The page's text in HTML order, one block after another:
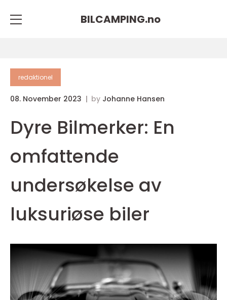
BILCAMPING.no
redaktionel
08. November 2023 by Johanne Hansen
Dyre Bilmerker: En
omfattende
undersøkelse av
luksuriøse biler